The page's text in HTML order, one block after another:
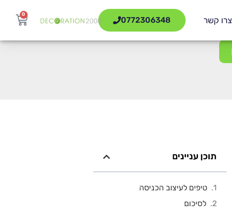
צרו קשר 0772306348
0
תוכן עניינים
טיפים לעיצוב הכניסה
לסיכום